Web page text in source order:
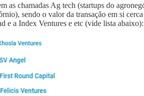
as chamadas Ag tech (startups do
sendo o valor da transação em si
e a Index Ventures e etc (vide lista abaixo):